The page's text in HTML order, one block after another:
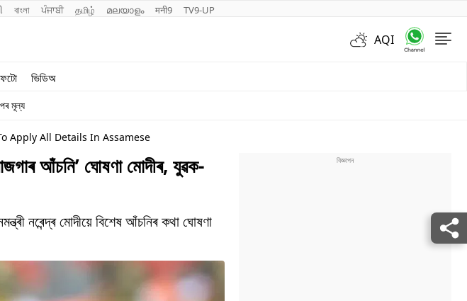
বাংলা ਪੰਜਾਬੀ தமிழ் മലയാളം मनी9 TV9-UP
AQI
ফটো ভিডিঅ
মূল্য
Apply All Details In Assamese
আঁচনি’ ঘোষণা মোদীৰ, যুৱক-
মোদীয়ে বিশেষ আঁচনিৰ কথা ঘোষণা